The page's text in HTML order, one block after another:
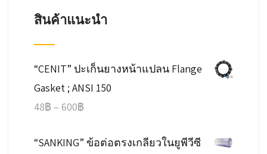
สินค้าแนะนำ
“CENIT” ปะเก็นยางหน้าแปลน Flange
Gasket ; ANSI 150
48฿ – 600฿Price
48฿
“SANKING” ข้อต่อตรงเกลียวในยูพีวีซี